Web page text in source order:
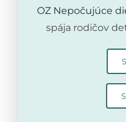
OZ Nepočujúce
spája rodičov